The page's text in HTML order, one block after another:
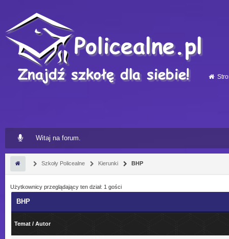
Witaj na forum.
Szkoły Policealne Kierunki BHP
Użytkownicy przeglądający ten dział: 1 gości
BHP
Temat / Autor